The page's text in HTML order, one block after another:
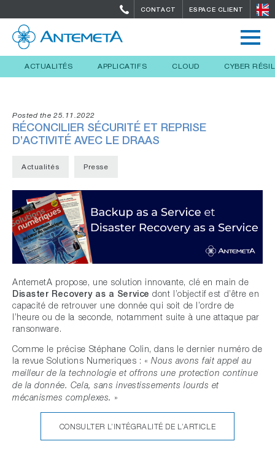
CONTACT ESPACE CLIENT
ACTUALITÉS APPLICATIFS CLOUD CYBER
Posted the 25.11.2022
RÉCONCILIER SÉCURITÉ ET REPRISE
D’ACTIVITÉ AVEC LE DRAAS
Actualités Presse
AntemetA propose, une solution innovante, clé en main de
Disaster Recovery as a Service dont l’objectif est d’être en
capacité de retrouver une donnée qui soit de l’ordre de
l’heure ou de la seconde, notamment suite à une attaque par
ransonware.
Comme le précise Stéphane Colin, dans le dernier numéro de
la revue Solutions Numeriques : «Nous avons fait appel au
meilleur de la technologie et offrons une protection continue
de la donnée. Cela, sans investissements lourds et
mécanismes complexes. »
CONSULTER L’INTÉGRALITÉ DE L’ARTICLE